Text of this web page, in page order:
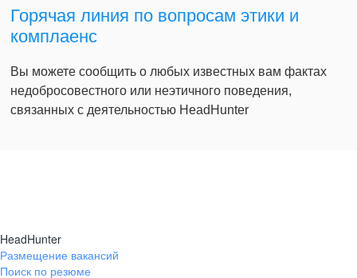
Горячая линия по вопросам этики и
комплаенс
Вы можете сообщить о любых известных вам фактах
недобросовестного или неэтичного поведения,
связанных с деятельностью HeadHunter
HeadHunter
Размещение вакансий
Поиск по резюме